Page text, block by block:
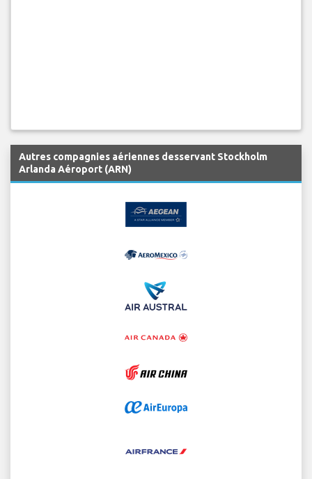
Autres compagnies aériennes desservant Stockholm
Arlanda Aéroport (ARN)